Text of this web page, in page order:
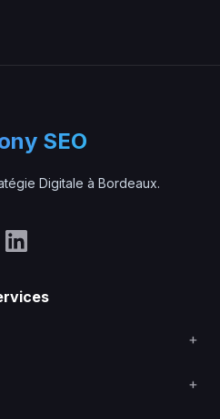
SEO
Digitale à Bordeaux.